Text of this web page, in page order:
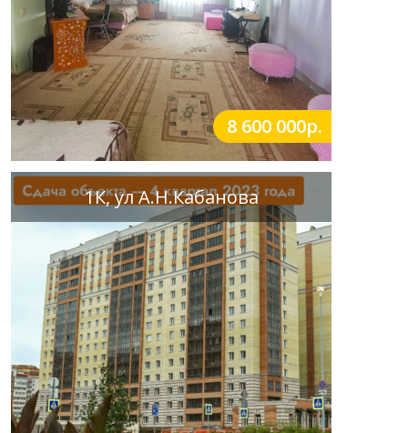
8 600 000р.
1К, ул А.Н.Кабанова